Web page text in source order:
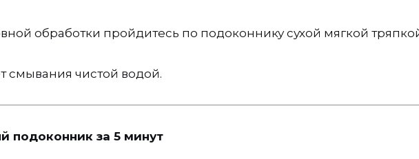
обработки пройдитесь по подоконнику сухой мягкой
смывания чистой водой.
подоконник за 5 минут